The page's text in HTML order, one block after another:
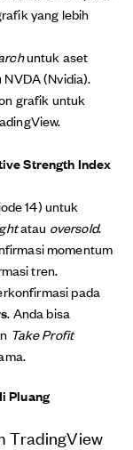
yang lebih
untuk aset
(Nvidia).
grafik untuk
Strength Index
14) untuk
atau oversold.
momentum
tren.
pada
. Anda bisa
Take Profit
Pluang
TradingView